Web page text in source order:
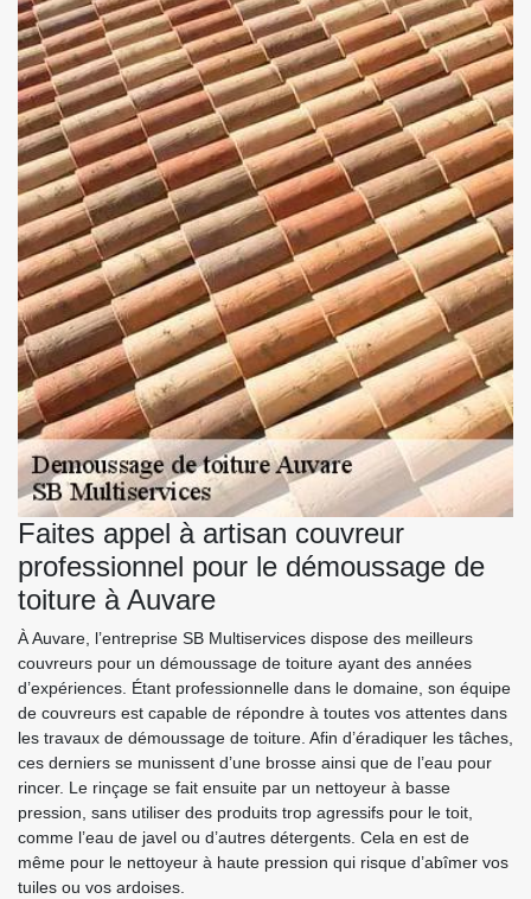
Faites appel à artisan couvreur
professionnel pour le démoussage de
toiture à Auvare
À Auvare, l’entreprise SB Multiservices dispose des meilleurs
couvreurs pour un démoussage de toiture ayant des années
d’expériences. Étant professionnelle dans le domaine, son équipe
de couvreurs est capable de répondre à toutes vos attentes dans
les travaux de démoussage de toiture. Afin d’éradiquer les tâches,
ces derniers se munissent d’une brosse ainsi que de l’eau pour
rincer. Le rinçage se fait ensuite par un nettoyeur à basse
pression, sans utiliser des produits trop agressifs pour le toit,
comme l’eau de javel ou d’autres détergents. Cela en est de
même pour le nettoyeur à haute pression qui risque d’abîmer vos
tuiles ou vos ardoises.